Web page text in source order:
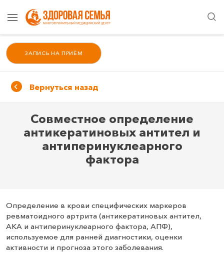
ЗАПИСЬ НА ПРИЁМ
Вернуться назад
Совместное определение
антикератиновых антител и
антиперинуклеарного
фактора
Определение в крови специфических маркеров
ревматоидного артрита (антикератиновых антител,
АКА и антиперинуклеарного фактора, АПФ),
используемое для ранней диагностики, оценки
активности и прогноза этого заболевания.